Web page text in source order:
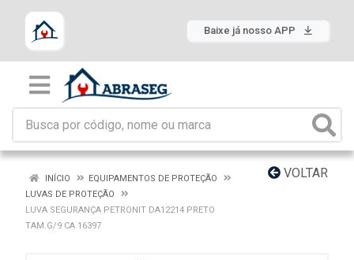
Baixe já nosso APP
VOLTAR
INÍCIO
EQUIPAMENTOS DE PROTEÇÃO
LUVAS DE PROTEÇÃO
LUVA SEGURANÇA PETRONIT DA12214 PRETO
TAM.G/9 CA 16397